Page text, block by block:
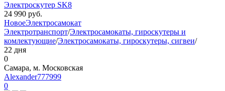
Электроскутер SK8
24 990 руб.
НовоеЭлектросамокат
Электротранспорт/Электросамокаты, гироскутеры и
комлектующие/Электросамокаты, гироскутеры, сигвеи/
22 дня
0
Самара, м. Московская
Alexander777999
0